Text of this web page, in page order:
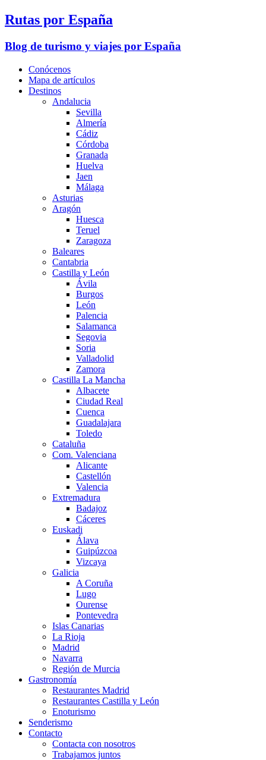
Rutas por España
Blog de turismo y viajes por España
Conócenos
Mapa de artículos
Destinos
Andalucia
Sevilla
Almería
Cádiz
Córdoba
Granada
Huelva
Jaen
Málaga
Asturias
Aragón
Huesca
Teruel
Zaragoza
Baleares
Cantabria
Castilla y León
Ávila
Burgos
León
Palencia
Salamanca
Segovia
Soria
Valladolid
Zamora
Castilla La Mancha
Albacete
Ciudad Real
Cuenca
Guadalajara
Toledo
Cataluña
Com. Valenciana
Alicante
Castellón
Valencia
Extremadura
Badajoz
Cáceres
Euskadi
Álava
Guipúzcoa
Vizcaya
Galicia
A Coruña
Lugo
Ourense
Pontevedra
Islas Canarias
La Rioja
Madrid
Navarra
Región de Murcia
Gastronomía
Restaurantes Madrid
Restaurantes Castilla y León
Enoturismo
Senderismo
Contacto
Contacta con nosotros
Trabajamos juntos